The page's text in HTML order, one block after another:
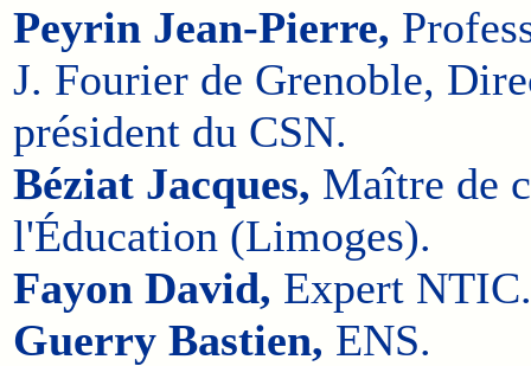
Peyrin Jean-Pierre,
J. Fourier de Grenoble,
président du CSN.
Béziat Jacques, Maître de
l'Éducation (Limoges).
Fayon David, Expert NTIC.
Guerry Bastien, ENS.